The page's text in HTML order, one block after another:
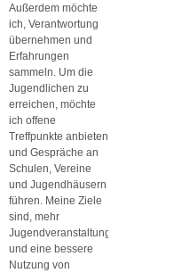
Außerdem möchte
ich, Verantwortung
übernehmen und
Erfahrungen
sammeln. Um die
Jugendlichen zu
erreichen, möchte
ich offene
Treffpunkte anbieten
und Gespräche an
Schulen, Vereine
und Jugendhäusern
führen. Meine Ziele
sind, mehr
Jugendveranstaltungen
und eine bessere
Nutzung von